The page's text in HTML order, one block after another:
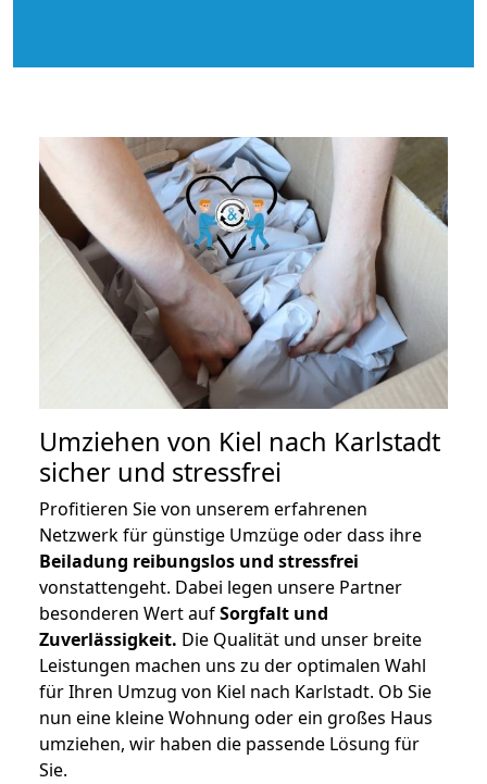
Umziehen von Kiel nach Karlstadt
sicher und stressfrei
Profitieren Sie von unserem erfahrenen
Netzwerk für günstige Umzüge oder dass ihre
Beiladung reibungslos und stressfrei
vonstattengeht. Dabei legen unsere Partner
besonderen Wert aufSorgfalt und
Zuverlässigkeit. Die Qualität und unser breite
Leistungen machen uns zu der optimalen Wahl
für Ihren Umzug von Kiel nach Karlstadt. Ob Sie
nun eine kleine Wohnung oder ein großes Haus
umziehen, wir haben die passende Lösung für
Sie.